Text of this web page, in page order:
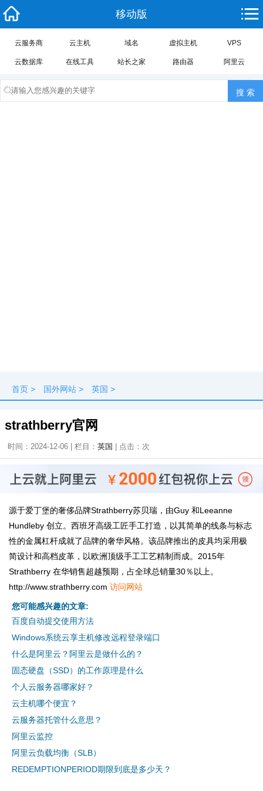
移动版
云服务商 云主机 域名 虚拟主机 VPS
云数据库 在线工具 站长之家 路由器 阿里云
首页 > 国外网站 > 英国 >
strathberry官网
时间：2024-12-06 | 栏目： 英国 | 点击： 次
源于爱丁堡的奢侈品牌Strathberry苏贝瑞，由Guy 和Leeanne
Hundleby 创立。西班牙高级工匠手工打造，以其简单的线条与标志
性的金属杠杆成就了品牌的奢华风格。该品牌推出的皮具均采用极
简设计和高档皮革，以欧洲顶级手工工艺精制而成。2015年
Strathberry 在华销售超越预期，占全球总销量30％以上。
http://www.strathberry.com 访问网站
您可能感兴趣的文章:
百度自动提交使用方法
Windows系统云享主机修改远程登录端口
什么是阿里云？阿里云是做什么的？
固态硬盘（SSD）的工作原理是什么
个人云服务器哪家好？
云主机哪个便宜？
云服务器托管什么意思？
阿里云监控
阿里云负载均衡（SLB）
REDEMPTIONPERIOD期限到底是多少天？